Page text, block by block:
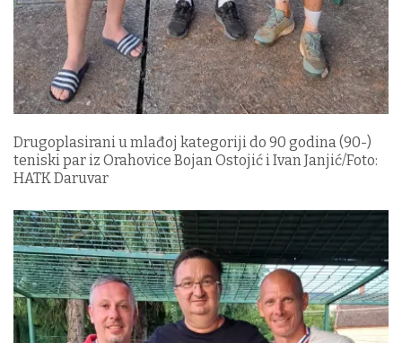
Drugoplasirani u mlađoj kategoriji do 90 godina (90-)
teniski par iz Orahovice Bojan Ostojić i Ivan Janjić/Foto:
HATK Daruvar